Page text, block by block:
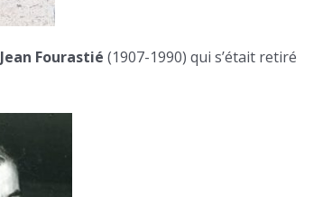
Jean Fourastié (1907-1990) qui s’était retiré